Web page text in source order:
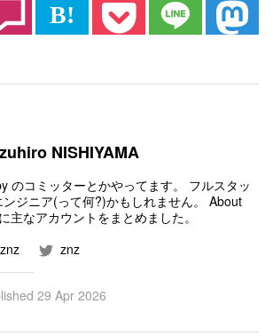
B!
NISHIYAMA
のコミッターとかやってます。 フルスタッ
ンジニア(って何?)かもしれません。 About
に主なアカウントをまとめました。
znz
znz
29 Apr 2026